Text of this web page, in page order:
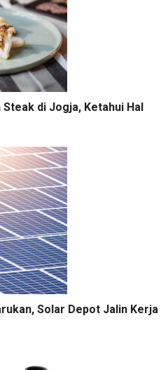
di Jogja, Ketahui Hal
Solar Depot Jalin Kerja